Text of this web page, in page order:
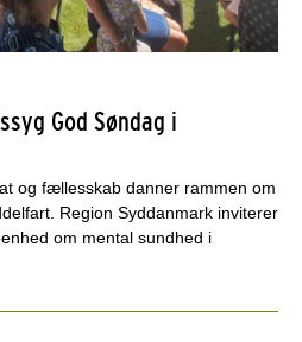
God Søndag i
og fællesskab danner rammen om
Region Syddanmark inviterer
om mental sundhed i